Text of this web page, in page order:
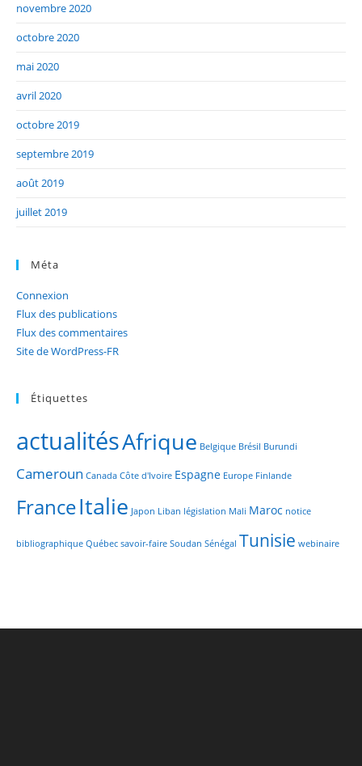
novembre 2020
octobre 2020
mai 2020
avril 2020
octobre 2019
septembre 2019
août 2019
juillet 2019
Méta
Connexion
Flux des publications
Flux des commentaires
Site de WordPress-FR
Étiquettes
actualitésAfrique Belgique Brésil Burundi
Cameroun Canada Côte d'Ivoire Espagne Europe Finlande
FranceItalie Japon Liban législation Mali Maroc notice
bibliographique Québec savoir-faire Soudan Sénégal Tunisie webinaire